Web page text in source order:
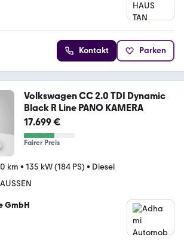
Kontakt Parken
Volkswagen CC 2.0 TDI Dynamic
Black R Line PANO KAMERA
17.699 €
Fairer Preis
km • 135 kW (184 PS) • Diesel
GmbH